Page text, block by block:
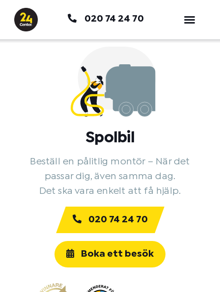
innehåll
020 74 24 70
Spolbil
Beställ en pålitlig montör – När det
passar dig, även samma dag.
Det ska vara enkelt att få hjälp.
020 74 24 70
Boka ett besök